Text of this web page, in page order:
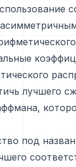
лучшего
под